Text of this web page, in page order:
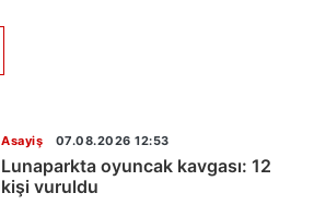
Asayiş 07.08.2026 12:53
Lunaparkta oyuncak kavgası: 12
kişi vuruldu